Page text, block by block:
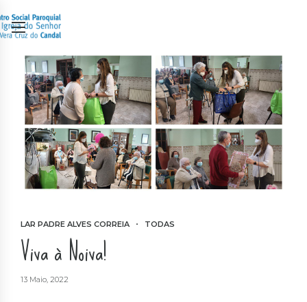
LAR PADRE ALVES CORREIA TODAS
Viva à Noiva!
13 Maio, 2022